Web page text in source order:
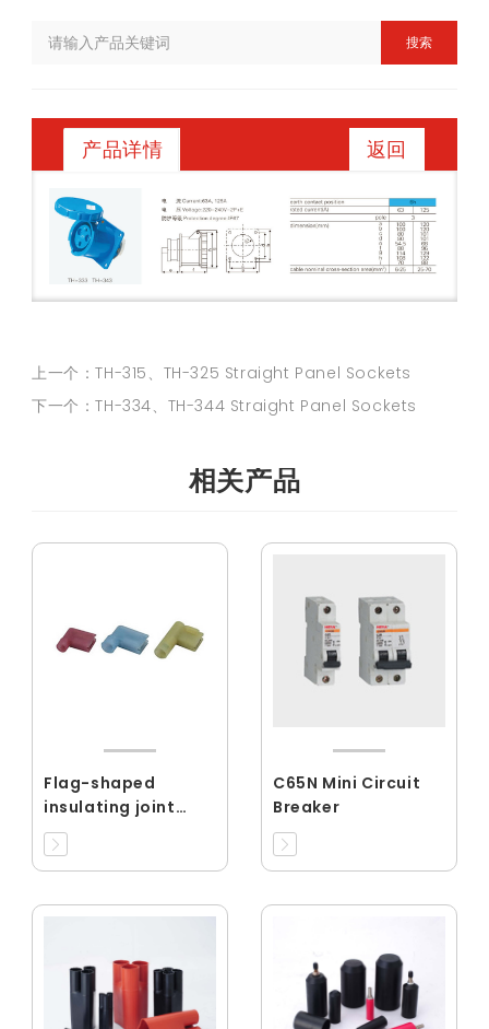
搜索
产品详情 返回
上一个：TH-315、TH-325 Straight Panel Sockets
下一个：TH-334、TH-344 Straight Panel Sockets
相关产品
Flag-shaped
insulating joint
mother
C65N Mini Circuit
Breaker